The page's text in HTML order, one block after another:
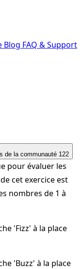
Blog FAQ & Support
de la communauté 122
pour évaluer les
cet exercice est
nombres de 1 à
'Fizz' à la place
'Buzz' à la place